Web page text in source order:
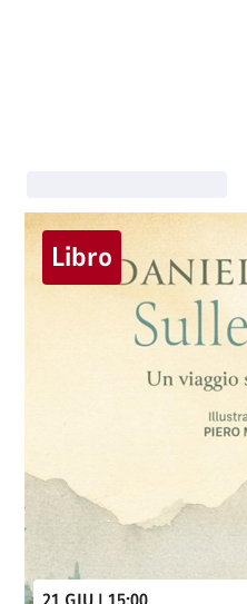
Libro